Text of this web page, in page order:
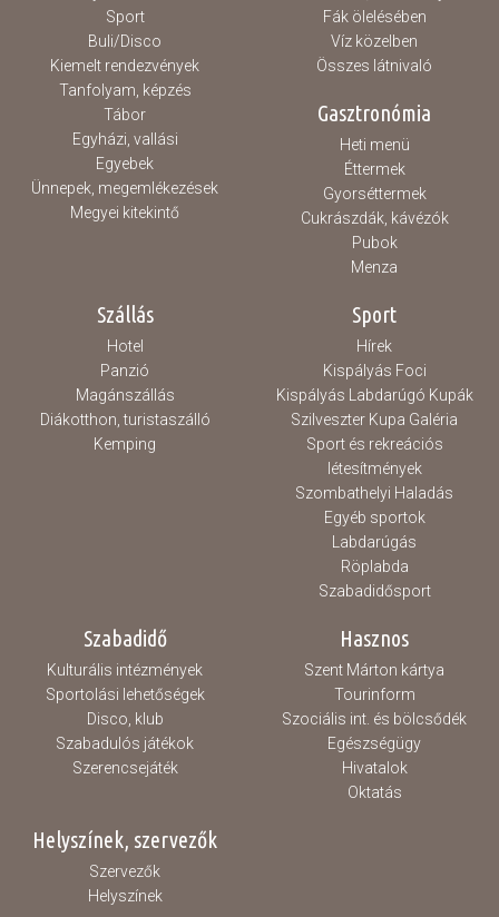
Sport
Buli/Disco
Kiemelt rendezvények
Tanfolyam, képzés
Tábor
Egyházi, vallási
Egyebek
Ünnepek, megemlékezések
Megyei kitekintő
Fák ölelésében
Víz közelben
Összes látnivaló
Gasztronómia
Heti menü
Éttermek
Gyorséttermek
Cukrászdák, kávézók
Pubok
Menza
Szállás
Hotel
Panzió
Magánszállás
Diákotthon, turistaszálló
Kemping
Sport
Hírek
Kispályás Foci
Kispályás Labdarúgó Kupák
Szilveszter Kupa Galéria
Sport és rekreációs
létesítmények
Szombathelyi Haladás
Egyéb sportok
Labdarúgás
Röplabda
Szabadidősport
Szabadidő
Kulturális intézmények
Sportolási lehetőségek
Disco, klub
Szabadulós játékok
Szerencsejáték
Hasznos
Szent Márton kártya
Tourinform
Szociális int. és bölcsődék
Egészségügy
Hivatalok
Oktatás
Helyszínek, szervezők
Szervezők
Helyszínek